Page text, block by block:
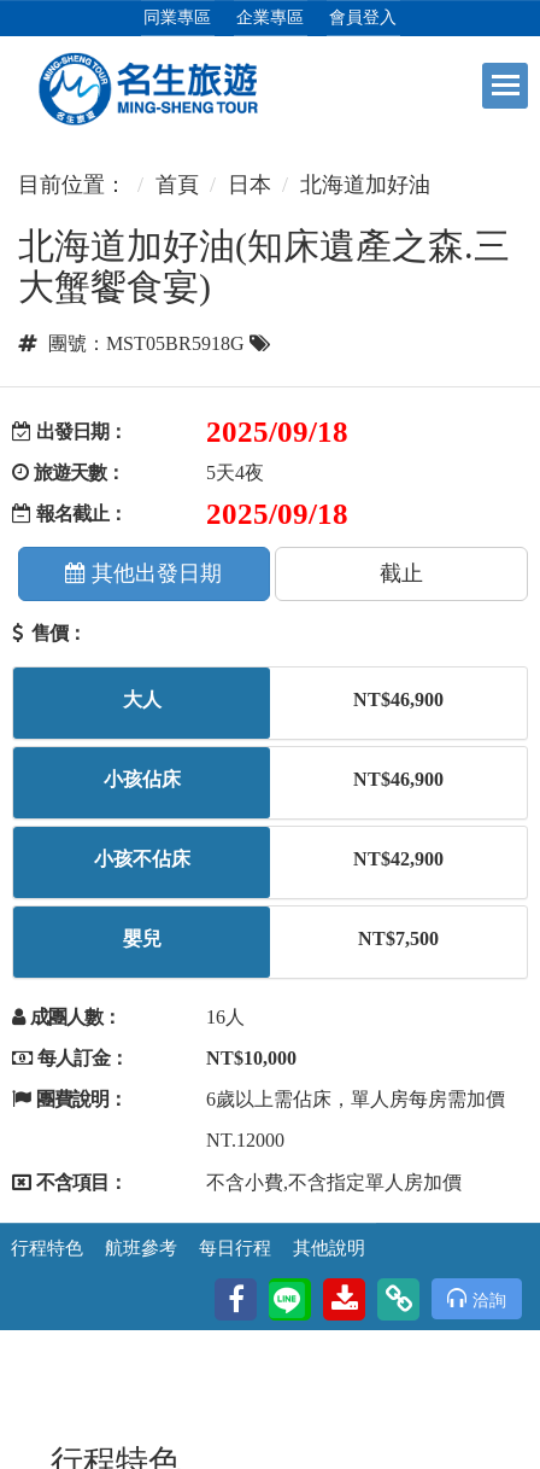
同業專區 企業專區 會員登入
日本專館
郵輪假期 +
海島假期
東南亞
美加紐澳
歐洲
目前位置： 首頁 日本 北海道加好油
北海道加好油(知床遺產之森.三
大蟹饗食宴)
團號：MST05BR5918G
出發日期： 2025/09/18
旅遊天數：
5天4夜
報名截止：
2025/09/18
其他出發日期 截止
售價：
大人 NT$46,900
小孩佔床 NT$46,900
小孩不佔床 NT$42,900
嬰兒 NT$7,500
成團人數：
16人
每人訂金：
NT$10,000
團費說明：
6歲以上需佔床，單人房每房需加價
NT.12000
不含項目： 不含小費,不含指定單人房加價
行程特色 航班參考 每日行程 其他說明
洽詢
行程特色